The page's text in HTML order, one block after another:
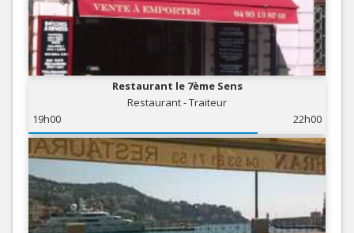
Restaurant le 7ème Sens
Restaurant - Traiteur
19h00
22h00